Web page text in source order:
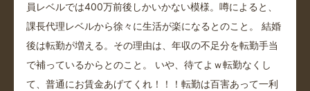
員レベルでは400万前後しかいかない模様。噂によると、
課長代理レベルから徐々に生活が楽になるとのこと。 結婚
後は転勤が増える。その理由は、年収の不足分を転勤手当
で補っているからとのこと。 いや、待てよｗ転勤なくし
て、普通にお賃金あげてくれ！！！転勤は百害あって一利